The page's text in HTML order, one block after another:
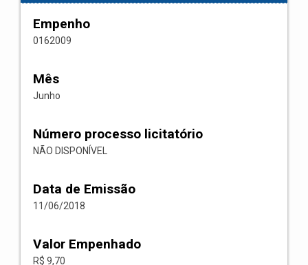
Empenho
0162009
Mês
Junho
Número processo licitatório
NÃO DISPONÍVEL
Data de Emissão
11/06/2018
Valor Empenhado
R$ 9,70